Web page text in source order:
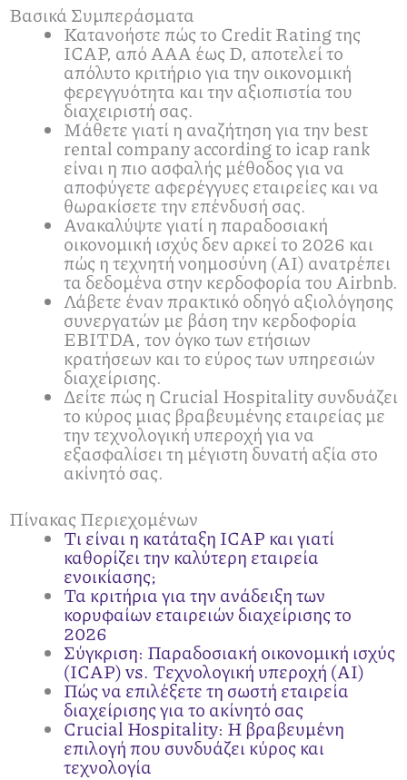
Βασικά Συμπεράσματα
Κατανοήστε πώς το Credit Rating της
ICAP, από AAA έως D, αποτελεί το
απόλυτο κριτήριο για την οικονομική
φερεγγυότητα και την αξιοπιστία του
διαχειριστή σας.
Μάθετε γιατί η αναζήτηση για την best
rental company according to icap rank
είναι η πιο ασφαλής μέθοδος για να
αποφύγετε αφερέγγυες εταιρείες και να
θωρακίσετε την επένδυσή σας.
Ανακαλύψτε γιατί η παραδοσιακή
οικονομική ισχύς δεν αρκεί το 2026 και
πώς η τεχνητή νοημοσύνη (AI) ανατρέπει
τα δεδομένα στην κερδοφορία του Airbnb.
Λάβετε έναν πρακτικό οδηγό αξιολόγησης
συνεργατών με βάση την κερδοφορία
EBITDA, τον όγκο των ετήσιων
κρατήσεων και το εύρος των υπηρεσιών
διαχείρισης.
Δείτε πώς η Crucial Hospitality συνδυάζει
το κύρος μιας βραβευμένης εταιρείας με
την τεχνολογική υπεροχή για να
εξασφαλίσει τη μέγιστη δυνατή αξία στο
ακίνητό σας.
Πίνακας Περιεχομένων
Τι είναι η κατάταξη ICAP και γιατί
καθορίζει την καλύτερη εταιρεία
ενοικίασης;
Τα κριτήρια για την ανάδειξη των
κορυφαίων εταιρειών διαχείρισης το
2026
Σύγκριση: Παραδοσιακή οικονομική ισχύς
(ICAP) vs. Τεχνολογική υπεροχή (AI)
Πώς να επιλέξετε τη σωστή εταιρεία
διαχείρισης για το ακίνητό σας
Crucial Hospitality: Η βραβευμένη
επιλογή που συνδυάζει κύρος και
τεχνολογία